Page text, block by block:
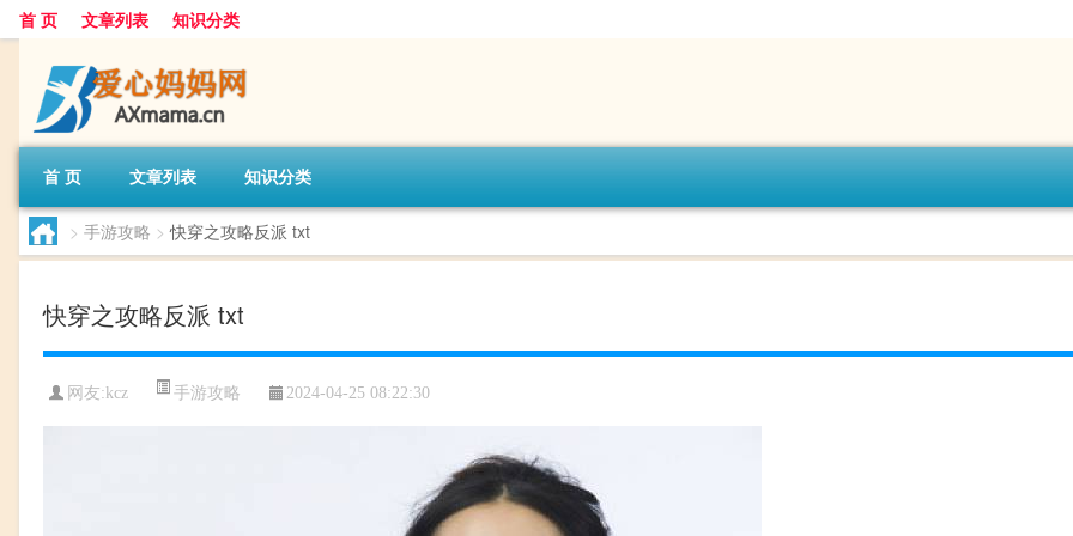
首 页 文章列表 知识分类
首 页 文章列表 知识分类
> 手游攻略 > 快穿之攻略反派 txt
快穿之攻略反派 txt
网友: kcz 手游攻略 2024-04-25 08:22:30